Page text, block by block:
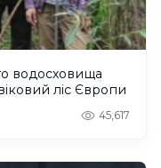
водосховища
ліс Європи
45,617